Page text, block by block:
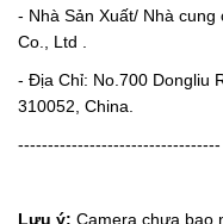
- Nhà Sản Xuất/ Nhà cung
Co., Ltd .
- Địa Chỉ: No.700 Dongliu
310052, China.
----------------------------------
Lưu ý: Camera chưa bao